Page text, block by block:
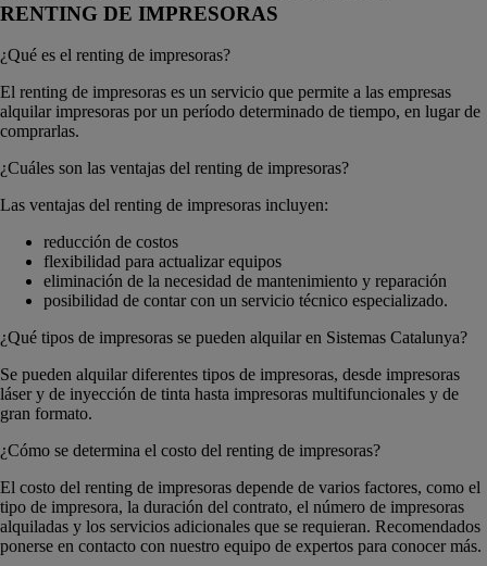
RENTING DE IMPRESORAS
¿Qué es el renting de impresoras?
El renting de impresoras es un servicio que permite a las empresas
alquilar impresoras por un período determinado de tiempo, en lugar de
comprarlas.
¿Cuáles son las ventajas del renting de impresoras?
Las ventajas del renting de impresoras incluyen:
reducción de costos
flexibilidad para actualizar equipos
eliminación de la necesidad de mantenimiento y reparación
posibilidad de contar con un servicio técnico especializado.
¿Qué tipos de impresoras se pueden alquilar en Sistemas Catalunya?
Se pueden alquilar diferentes tipos de impresoras, desde impresoras
láser y de inyección de tinta hasta impresoras multifuncionales y de
gran formato.
¿Cómo se determina el costo del renting de impresoras?
El costo del renting de impresoras depende de varios factores, como el
tipo de impresora, la duración del contrato, el número de impresoras
alquiladas y los servicios adicionales que se requieran. Recomendados
ponerse en contacto con nuestro equipo de expertos para conocer más.